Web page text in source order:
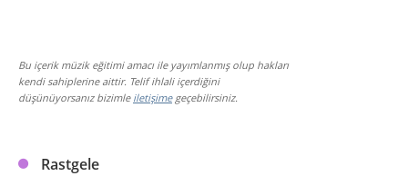
Bu içerik müzik eğitimi amacı ile yayımlanmış olup hakları
kendi sahiplerine aittir. Telif ihlali içerdiğini
düşünüyorsanız bizimle iletişimegeçebilirsiniz.
Rastgele